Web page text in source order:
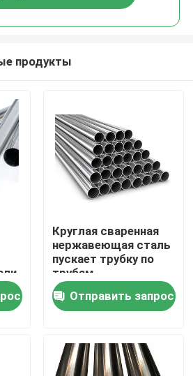
продукты
Круглая сваренная
нержавеющая сталь
пускает трубку по
трубам
нержавеющей стали
316 трубок
Отправить запрос